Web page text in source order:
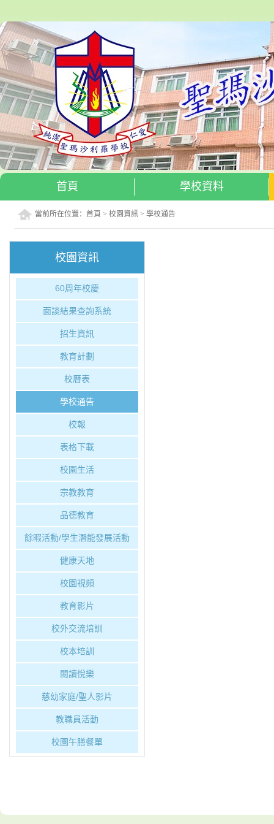
首頁 學校資料
當前所在位置：首頁 >校園資訊 >學校通告
校園資訊
60周年校慶
面談結果查詢系統
招生資訊
教育計劃
校曆表
學校通告
校報
表格下載
校園生活
宗教教育
品德教育
餘暇活動/學生潛能發展活動
健康天地
校園視頻
教育影片
校外交流培訓
校本培訓
閱讀悅樂
慈幼家庭/聖人影片
教職員活動
校園午膳餐單